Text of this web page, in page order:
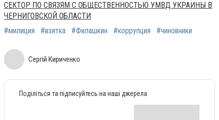
СЕКТОР ПО СВЯЗЯМ С ОБЩЕСТВЕННОСТЬЮ УМВД УКРАИНЫ В
ЧЕРНИГОВСКОЙ ОБЛАСТИ
#милиция
#взятка #Филашкин #коррупция #чиновники
Сергій Кириченко
Поділіться та підписуйтесь на наші джерела